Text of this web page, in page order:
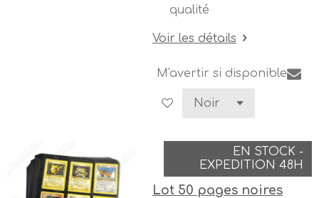
qualité
Voir les détails
M'avertir si disponible
EN STOCK -
EXPEDITION 48H
Lot 50 pages noires